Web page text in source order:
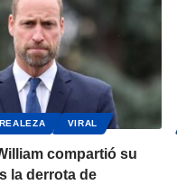
REALEZA VIRAL
compartió su
la derrota de